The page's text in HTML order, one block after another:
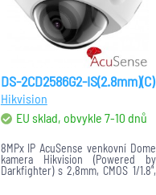
DS-2CD2586G2-IS(2.8mm)(C)
Hikvision
EU sklad, obvykle 7-10 dnů
8MPx IP AcuSense venkovní Dome
kamera Hikvision (Powered by
Darkfighter) s 2,8mm, CMOS 1/1.8",
0,003lux, 3840x2160@25fps.